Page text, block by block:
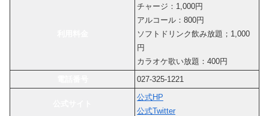
チャージ：1,000円
アルコール：800円
ソフトドリンク飲み放題；1,000
円
カラオケ歌い放題：400円
027-325-1221
公式HP
公式Twitter